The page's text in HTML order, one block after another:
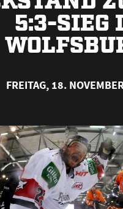
5:3-SIEG
FREITAG, 18.